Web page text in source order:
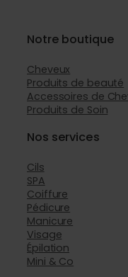
Notre boutique
Cheveux
Produits de beauté
Accessoires de
Produits de Soin
Nos services
Cils
SPA
Coiffure
Pédicure
Manicure
Visage
Épilation
Mini & Co